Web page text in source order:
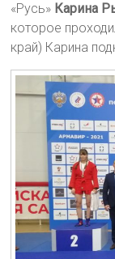
«Русь» Карина
которое
край) Карина